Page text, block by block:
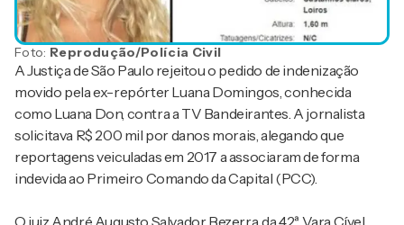
Foto: Reprodução/Polícia Civil
A Justiça de São Paulo rejeitou o pedido de indenização
movido pela ex-repórter Luana Domingos, conhecida
como Luana Don, contra a TV Bandeirantes. A jornalista
solicitava R$ 200 mil por danos morais, alegando que
reportagens veiculadas em 2017 a associaram de forma
indevida ao Primeiro Comando da Capital (PCC).